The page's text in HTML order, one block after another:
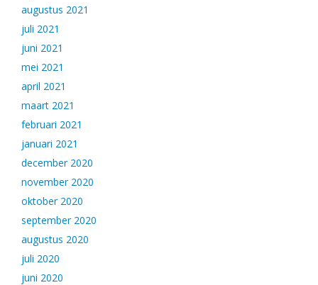
augustus 2021
juli 2021
juni 2021
mei 2021
april 2021
maart 2021
februari 2021
januari 2021
december 2020
november 2020
oktober 2020
september 2020
augustus 2020
juli 2020
juni 2020